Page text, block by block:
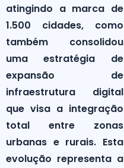
atingindo a marca de
1.500 cidades, como
também consolidou
uma estratégia de
expansão de
infraestrutura digital
que visa a integração
total entre zonas
urbanas e rurais. Esta
evolução representa a